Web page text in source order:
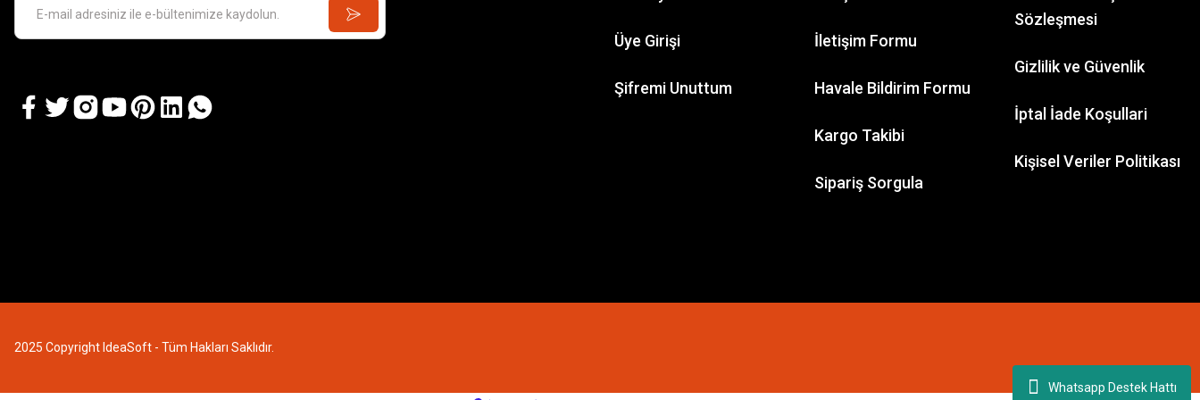
Whatsapp Destek Hattı
GAMES WORKSHOP
Kill Team: Murderwing
Kill Team: Celestian Insidiants
GAMES WORKSHOP
Space Wolves: Ulrik the Slayer
1.849,98 TL
Üye Girişi
Şifremi Unuttum
İletişim Formu
Havale Bildirim Formu
Kargo Takibi
Sipariş Sorgula
Sözleşmesi
Gizlilik ve Güvenlik
İptal İade Koşullari
Kişisel Veriler Politikası
2025 Copyright IdeaSoft - Tüm Hakları Saklıdır.